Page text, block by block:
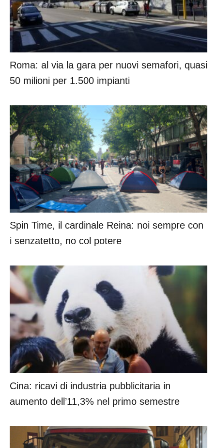
Roma: al via la gara per nuovi semafori, quasi
50 milioni per 1.500 impianti
Spin Time, il cardinale Reina: noi sempre con
i senzatetto, no col potere
Cina: ricavi di industria pubblicitaria in
aumento dell’11,3% nel primo semestre